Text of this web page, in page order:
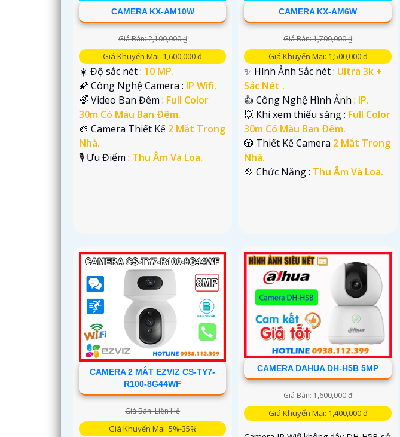
CAMERA KX-AM10W
Giá Bán: 2,100,000 ₫
Giá Khuyến Mại: 1,600,000 ₫
☀️ Độ sắc nét : 10 MP.
🌠 Công Nghệ Camera : IP Wifi.
🌈 Video Ban Đêm : Full Color
30m Có Màu Ban Ðêm.
🎨 Camera Thiết Kế 2 Mắt Trong
Nhà.
️🎙 Ưu Điểm : Thu Âm Và Loa.
CAMERA KX-AM6W
Giá Bán: 1,700,000 ₫
Giá Khuyến Mại: 1,500,000 ₫
✨ Hình Ảnh Sắc nét : Ultra 3k +
Sắc Nét .
👍 Công Nghệ Hình Ảnh : IP.
💥 Khi xem thiếu sáng : Full Color
30m Có Màu Ban Ðêm.
🎲 Thiết Kế Camera 2 Mắt Trong
Nhà.
️💠 Chức Năng : Thu Âm Và Loa.
CAMERA 2 MẮT EZVIZ CS-TY7-
R100-8G44WF
Giá Bán: Liên Hệ
Giá Khuyến Mại: 5%-35%
CAMERA DAHUA DH-H5B 5MP
Giá Bán: 1,600,000 ₫
Giá Khuyến Mại: 1,400,000 ₫